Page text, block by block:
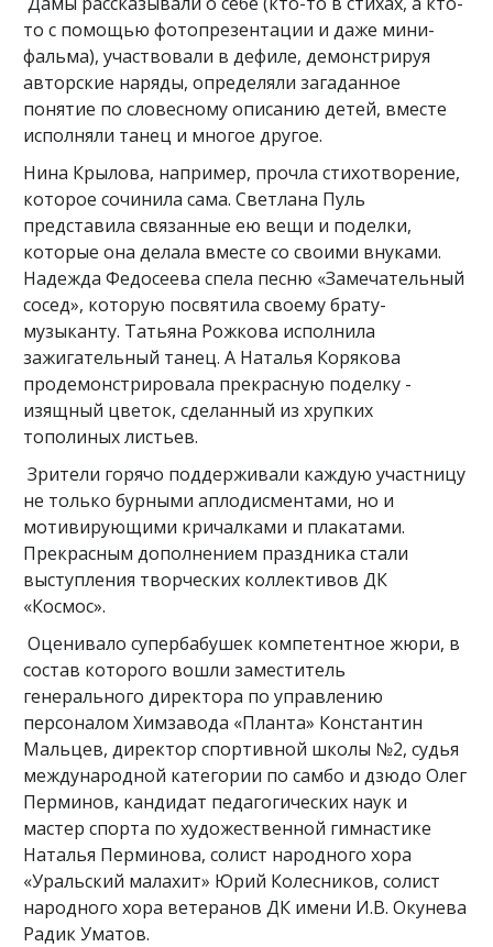
то с помощью фотопрезентации и даже мини-
фальма), участвовали в дефиле, демонстрируя
авторские наряды, определяли загаданное
понятие по словесному описанию детей, вместе
исполняли танец и многое другое.
Нина Крылова, например, прочла стихотворение,
которое сочинила сама. Светлана Пуль
представила связанные ею вещи и поделки,
которые она делала вместе со своими внуками.
Надежда Федосеева спела песню «Замечательный
сосед», которую посвятила своему брату-
музыканту. Татьяна Рожкова исполнила
зажигательный танец. А Наталья Корякова
продемонстрировала прекрасную поделку -
изящный цветок, сделанный из хрупких
тополиных листьев.
Зрители горячо поддерживали каждую участницу
не только бурными аплодисментами, но и
мотивирующими кричалками и плакатами.
Прекрасным дополнением праздника стали
выступления творческих коллективов ДК
«Космос».
Оценивало супербабушек компетентное жюри, в
состав которого вошли заместитель
генерального директора по управлению
персоналом Химзавода «Планта» Константин
Мальцев, директор спортивной школы №2, судья
международной категории по самбо и дзюдо Олег
Перминов, кандидат педагогических наук и
мастер спорта по художественной гимнастике
Наталья Перминова, солист народного хора
«Уральский малахит» Юрий Колесников, солист
народного хора ветеранов ДК имени И.В. Окунева
Радик Уматов.